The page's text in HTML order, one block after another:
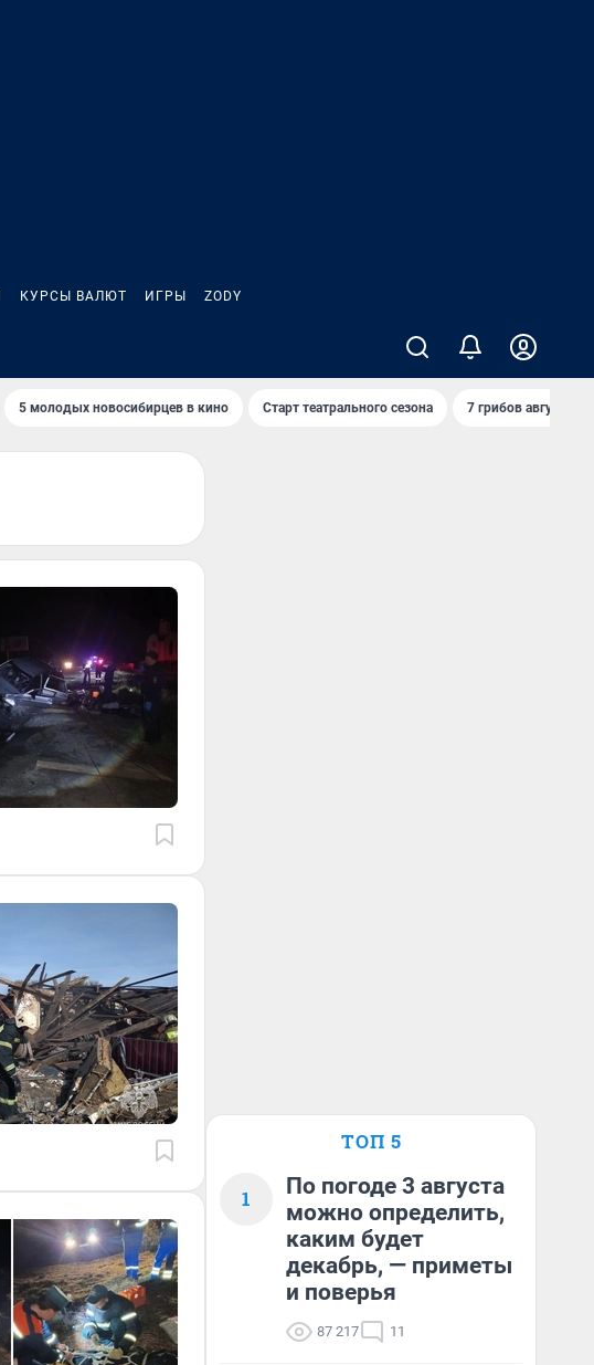
КУРСЫ ВАЛЮТ ИГРЫ ZODY
5 молодых новосибирцев в кино Старт театрального сезона 7 грибов августа
ТОП 5
1
По погоде 3 августа
можно определить,
каким будет
декабрь, — приметы
и поверья
87 217 11